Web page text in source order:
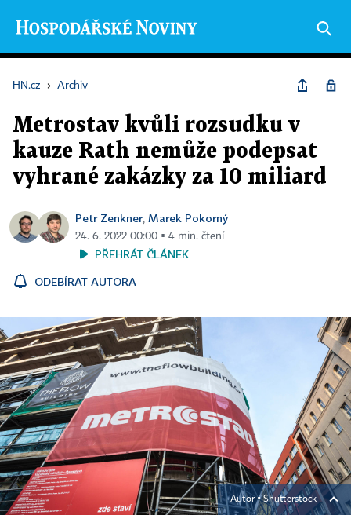
HN.cz › Archiv
Metrostav kvůli rozsudku v
kauze Rath nemůže podepsat
vyhrané zakázky za 10 miliard
Petr Zenkner, Marek Pokorný
24. 6. 2022 00:00 ▪ 4 min. čtení
PŘEHRÁT ČLÁNEK
ODEBÍRAT AUTORA
Autor ▪Shutterstock